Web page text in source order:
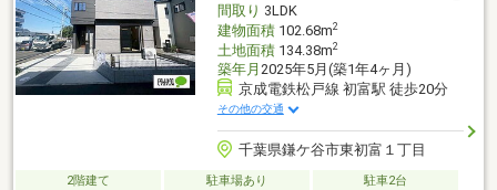
間取り 3LDK
建物面積102.68m2
土地面積134.38m2
築年月 2025年5月(築1年4ヶ月)
京成電鉄松戸線 初富駅 徒歩20分
その他の交通
千葉県鎌ケ谷市東初富１丁目
2階建て 駐車場あり
駐車2台